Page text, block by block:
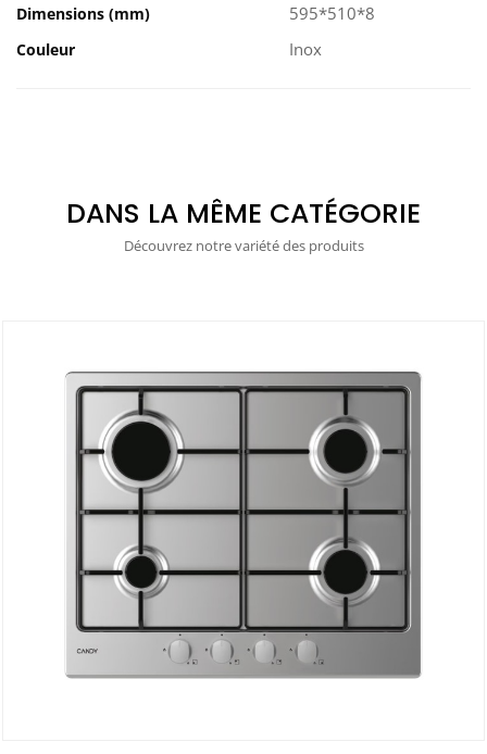
Dimensions (mm) 595*510*8
Couleur Inox
DANS LA MÊME CATÉGORIE
Découvrez notre variété des produits